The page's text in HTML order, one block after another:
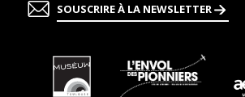
SOUSCRIRE À LA NEWSLETTER